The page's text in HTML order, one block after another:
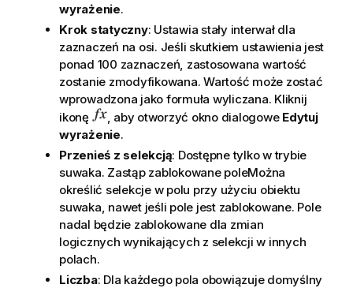
wyrażenie.
Krok statyczny: Ustawia stały interwał dla
zaznaczeń na osi. Jeśli skutkiem ustawienia jest
ponad 100 zaznaczeń, zastosowana wartość
zostanie zmodyfikowana. Wartość może zostać
wprowadzona jako formuła wyliczana. Kliknij
ikonę
, aby otworzyć okno dialogowe Edytuj
wyrażenie.
Przenieś z selekcją: Dostępne tylko w trybie
suwaka. Zastąp zablokowane poleMożna
określić selekcje w polu przy użyciu obiektu
suwaka, nawet jeśli pole jest zablokowane. Pole
nadal będzie zablokowane dla zmian
logicznych wynikających z selekcji w innych
polach.
Liczba: Dla każdego pola obowiązuje domyślny